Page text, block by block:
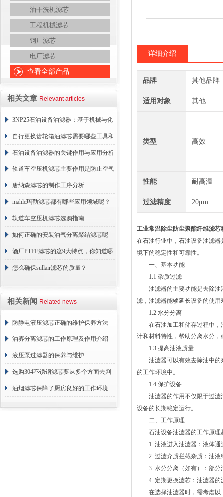
油干洗机滤芯
工程机械滤芯
钢厂滤芯
电厂滤芯
查看全部产品
相关文章 Relevant articles
3NP25石油设备油滤器：基于机械与化
学协同的油液净化核心
自行更换齿轮箱油滤芯需要哪些工具和
材料？
石油设备油滤器的关键作用与应用分析
轨道车空压机滤芯主要作用是防止空气
中的杂质和油脂浓度升高
唐纳森滤芯的制作工序分析
mahle玛勒滤芯都有哪些应用领域呢？
轨道车空压机滤芯选购指南
如何正确的安装油气分离聚结滤芯呢
酒厂PTFE滤芯的这9大特点，你知道哪
些？
怎么确保sullair滤芯的质量？
相关新闻 Related news
防静电液压滤芯正确的维护保养方法
油雾分离滤芯的工作原理及作用介绍
液压泵过滤器的保养与维护
选购304不锈钢滤芯要从多个方面去判
断
油烟滤芯保障了厨房良好的工作环境
详细介绍
品牌 其他品牌
适用对象 其他
类型 高效
性能 耐高温
过滤精度 20μm
工业常温除尘防尘聚酯纤维滤芯
在石油行业中，石油设备油滤
境下的稳定性和可靠性。
一、基本功能
1.1 杂质过滤
油滤器的主要功能是去除油液
滤，油滤器能够延长设备的使
1.2 水分分离
在石油加工和储存过程中，油
计和材料特性，帮助分离水分，
1.3 提高油液质量
油滤器可以有效去除油中的杂
的工作环境中。
1.4 保护设备
油滤器的作用不仅限于过滤油
设备的长期稳定运行。
二、工作原理
石油设备油滤器的工作原理
1. 油液进入油滤器：液体通
2. 过滤介质拦截杂质：油液
3. 水分分离（如有）：部分
4. 定期更换滤芯：油滤器的
在选择油滤器时，需考虑以